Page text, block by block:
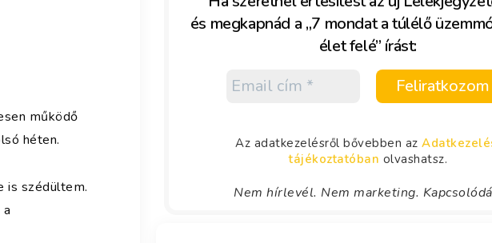
működő
héten.
is szédültem.
és megkapnád a „7 mondat a túlélő
élet felé” írást:
Az adatkezelésről bővebben az
tájékoztatóban olvashatsz.
Nem hírlevél. Nem marketing.